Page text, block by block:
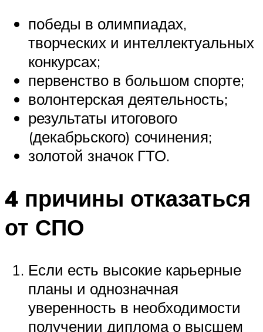
победы в олимпиадах,
творческих и интеллектуальных
конкурсах;
первенство в большом спорте;
волонтерская деятельность;
результаты итогового
(декабрьского) сочинения;
золотой значок ГТО.
4 причины отказаться
от СПО
Если есть высокие карьерные
планы и однозначная
уверенность в необходимости
получении диплома о высшем